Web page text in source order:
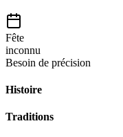
Fête
inconnu
Besoin de précision
Histoire
Traditions